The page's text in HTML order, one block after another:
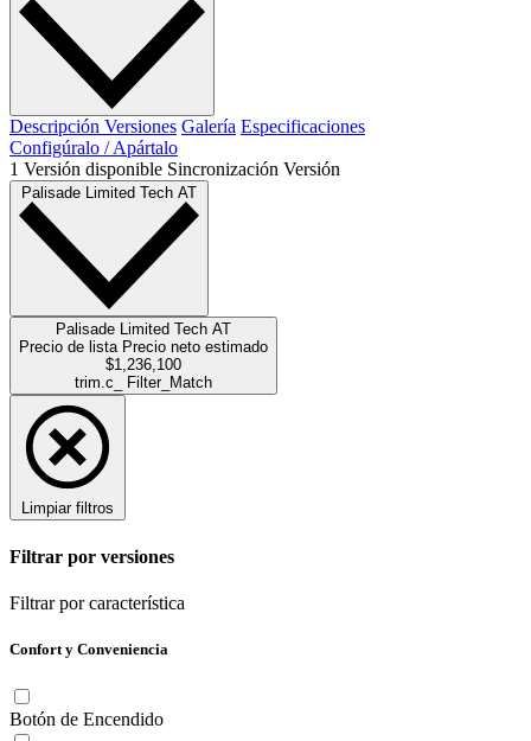
Descripción Versiones Galería Especificaciones
Configúralo / Apártalo
1 Versión disponible Sincronización Versión
Palisade Limited Tech AT
Palisade Limited Tech AT
Precio de lista Precio neto estimado
$1,236,100
trim.c_ Filter_Match
Limpiar filtros
Filtrar por versiones
Filtrar por característica
Confort y Conveniencia
Botón de Encendido